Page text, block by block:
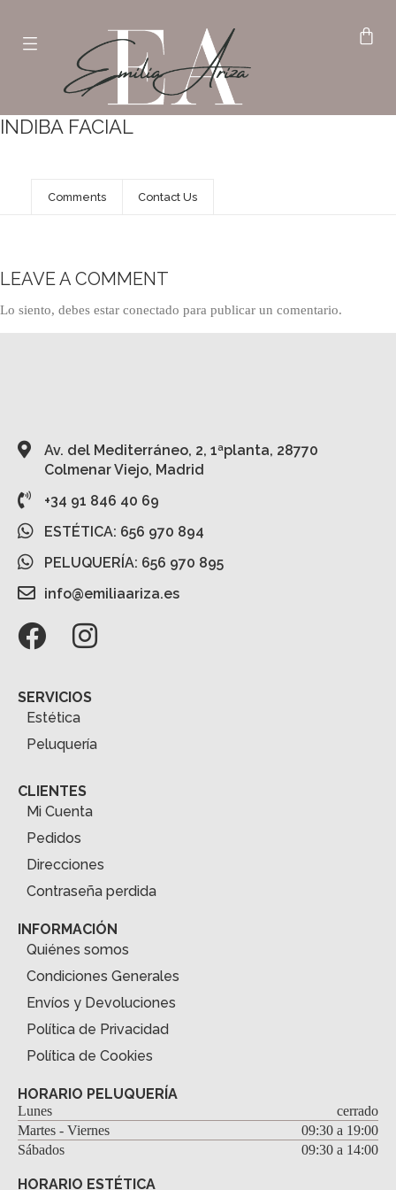
INDIBA FACIAL
Comments Contact Us
LEAVE A COMMENT
Lo siento, debes estar conectado para publicar un comentario.
Av. del Mediterráneo, 2, 1ªplanta, 28770
Colmenar Viejo, Madrid
+34 91 846 40 69
ESTÉTICA: 656 970 894
PELUQUERÍA: 656 970 895
info@emiliaariza.es
SERVICIOS
Estética
Peluquería
CLIENTES
Mi Cuenta
Pedidos
Direcciones
Contraseña perdida
INFORMACIÓN
Quiénes somos
Condiciones Generales
Envíos y Devoluciones
Política de Privacidad
Política de Cookies
HORARIO PELUQUERÍA
Lunes
cerrado
Martes - Viernes
09:30 a 19:00
Sábados
09:30 a 14:00
HORARIO ESTÉTICA